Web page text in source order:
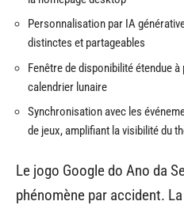
Personnalisation par IA
distinctes et partageables
Fenêtre de disponibilité étendue
calendrier lunaire
Synchronisation avec les
de jeux, amplifiant la visibilité du
Le jogo Google do Ano da
phénomène par accident.